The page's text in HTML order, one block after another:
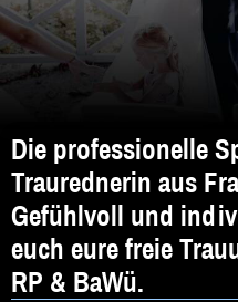
Zauberer & Co
Alleinunterhalter
Comedy
DJ
Hochzeitsband
Jazz & Swing
Die professionelle
Traurednerin aus
Gefühlvoll und
euch eure freie
RP & BaWü.